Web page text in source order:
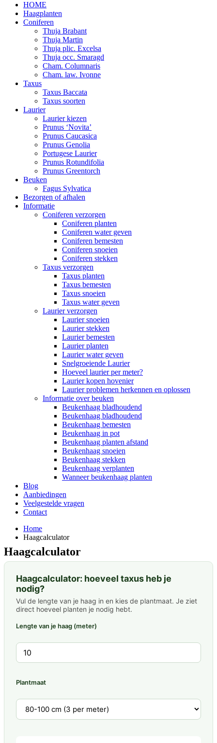
HOME
Haagplanten
Coniferen
Thuja Brabant
Thuja Martin
Thuja plic. Excelsa
Thuja occ. Smaragd
Cham. Columnaris
Cham. law. Ivonne
Taxus
Taxus Baccata
Taxus soorten
Laurier
Laurier kiezen
Prunus ‘Novita’
Prunus Caucasica
Prunus Genolia
Portugese Laurier
Prunus Rotundifolia
Prunus Greentorch
Beuken
Fagus Sylvatica
Bezorgen of afhalen
Informatie
Coniferen verzorgen
Coniferen planten
Coniferen water geven
Coniferen bemesten
Coniferen snoeien
Coniferen stekken
Taxus verzorgen
Taxus planten
Taxus bemesten
Taxus snoeien
Taxus water geven
Laurier verzorgen
Laurier snoeien
Laurier stekken
Laurier bemesten
Laurier planten
Laurier water geven
Snelgroeiende Laurier
Hoeveel laurier per meter?
Laurier kopen hovenier
Laurier problemen herkennen en oplossen
Informatie over beuken
Beukenhaag bladhoudend
Beukenhaag bladhoudend
Beukenhaag bemesten
Beukenhaag in pot
Beukenhaag planten afstand
Beukenhaag snoeien
Beukenhaag stekken
Beukenhaag verplanten
Wanneer beukenhaag planten
Blog
Aanbiedingen
Veelgestelde vragen
Contact
Home
Haagcalculator
Haagcalculator
Haagcalculator: hoeveel taxus heb je
nodig?
Vul de lengte van je haag in en kies de plantmaat. Je ziet
direct hoeveel planten je nodig hebt.
Lengte van je haag (meter)
Plantmaat